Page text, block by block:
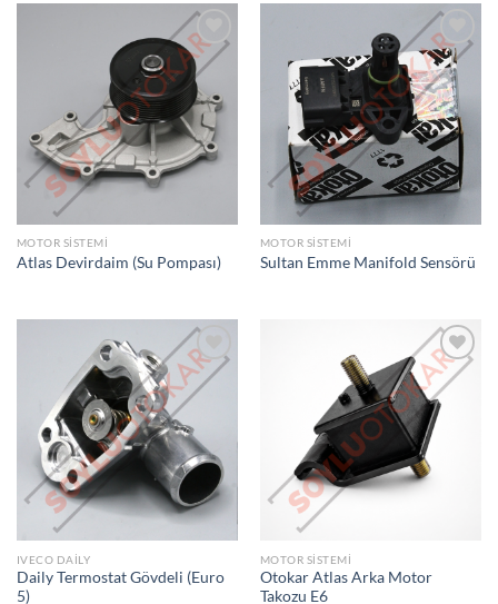
İSTEK
LISTEME
EKLE
MOTOR SISTEMI
Atlas Devirdaim (Su Pompası)
İSTEK
LISTEME
EKLE
MOTOR SISTEMI
Sultan Emme Manifold Sensörü
İSTEK
LISTEME
EKLE
IVECO DAILY
Daily Termostat Gövdeli (Euro
5)
İSTEK
LISTEME
EKLE
MOTOR SISTEMI
Otokar Atlas Arka Motor
Takozu E6